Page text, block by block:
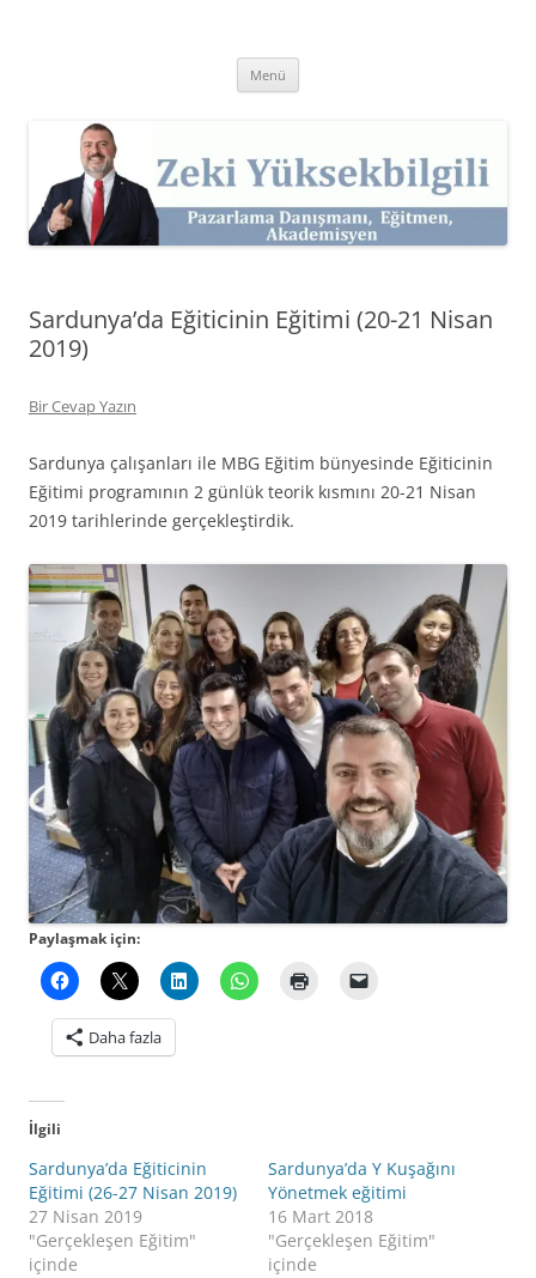
Kişisel Web Sitesi.
Menü
Sardunya’da Eğiticinin Eğitimi (20-21 Nisan
2019)
Bir Cevap Yazın
Sardunya çalışanları ile MBG Eğitim bünyesinde Eğiticinin
Eğitimi programının 2 günlük teorik kısmını 20-21 Nisan
2019 tarihlerinde gerçekleştirdik.
Paylaşmak için:
Daha fazla
İlgili
Sardunya’da Eğiticinin
Eğitimi (26-27 Nisan 2019)
27 Nisan 2019
"Gerçekleşen Eğitim"
içinde
Sardunya’da Y Kuşağını
Yönetmek eğitimi
16 Mart 2018
"Gerçekleşen Eğitim"
içinde